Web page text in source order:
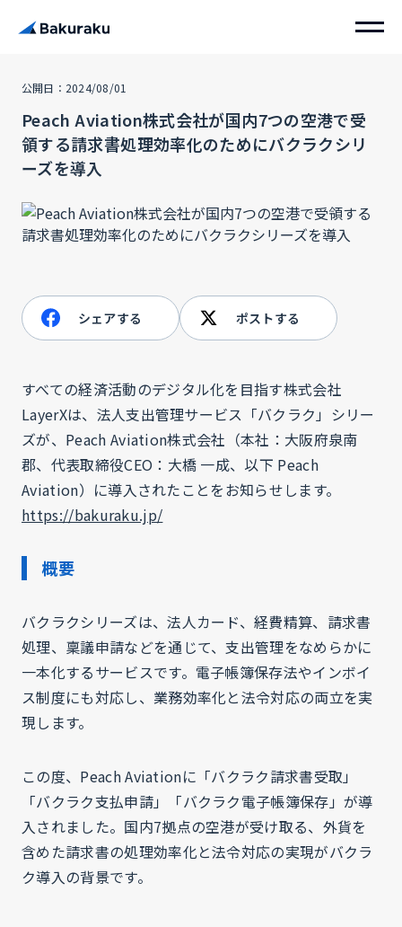
公開日：2024/08/01
Peach Aviation株式会社が国内7つの空港で受
領する請求書処理効率化のためにバクラクシリ
ーズを導入
シェアする ポストする
すべての経済活動のデジタル化を目指す株式会社
LayerXは、法人支出管理サービス「バクラク」シリー
ズが、Peach Aviation株式会社（本社：大阪府泉南
郡、代表取締役CEO：大橋 一成、以下 Peach
Aviation）に導入されたことをお知らせします。
https://bakuraku.jp/
概要
バクラクシリーズは、法人カード、経費精算、請求書
処理、稟議申請などを通じて、支出管理をなめらかに
一本化するサービスです。電子帳簿保存法やインボイ
ス制度にも対応し、業務効率化と法令対応の両立を実
現します。
この度、Peach Aviationに「バクラク請求書受取」
「バクラク支払申請」「バクラク電子帳簿保存」が導
入されました。国内7拠点の空港が受け取る、外貨を
含めた請求書の処理効率化と法令対応の実現がバクラ
ク導入の背景です。